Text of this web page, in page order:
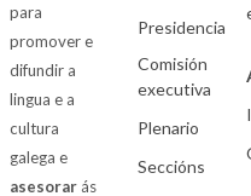
para
promover e
difundir a
lingua e a
cultura
galega e
asesorarás
Presidencia
Comisión
executiva
Plenario
Seccións